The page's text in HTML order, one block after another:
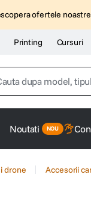
ofertele
Printing Cursuri
dupa model, tipul
2. trepied
Noutati
drone Accesorii